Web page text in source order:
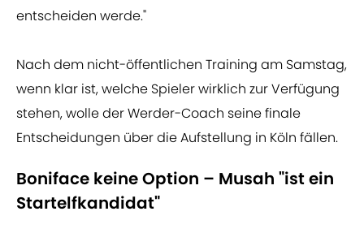
entscheiden werde."
Nach dem nicht-öffentlichen Training am Samstag,
wenn klar ist, welche Spieler wirklich zur Verfügung
stehen, wolle der Werder-Coach seine finale
Entscheidungen über die Aufstellung in Köln fällen.
Boniface keine Option – Musah "ist ein
Startelfkandidat"